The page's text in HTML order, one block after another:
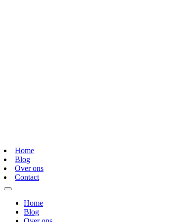
Home
Blog
Over ons
Contact
Home
Blog